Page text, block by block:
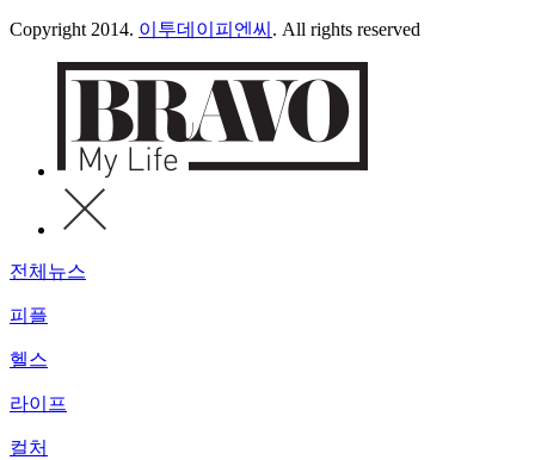
Copyright 2014. 이투데이피엔씨 . All rights reserved
전체뉴스
피플
헬스
라이프
컬처